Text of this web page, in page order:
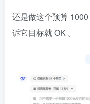
还是做这个预算 1000
诉它目标就OK 。